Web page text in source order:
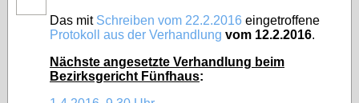
Das mit Schreiben vom 22.2.2016 eingetroffene
Protokoll aus der Verhandlung vom 12.2.2016.
Nächste angesetzte Verhandlung beim
Bezirksgericht Fünfhaus: